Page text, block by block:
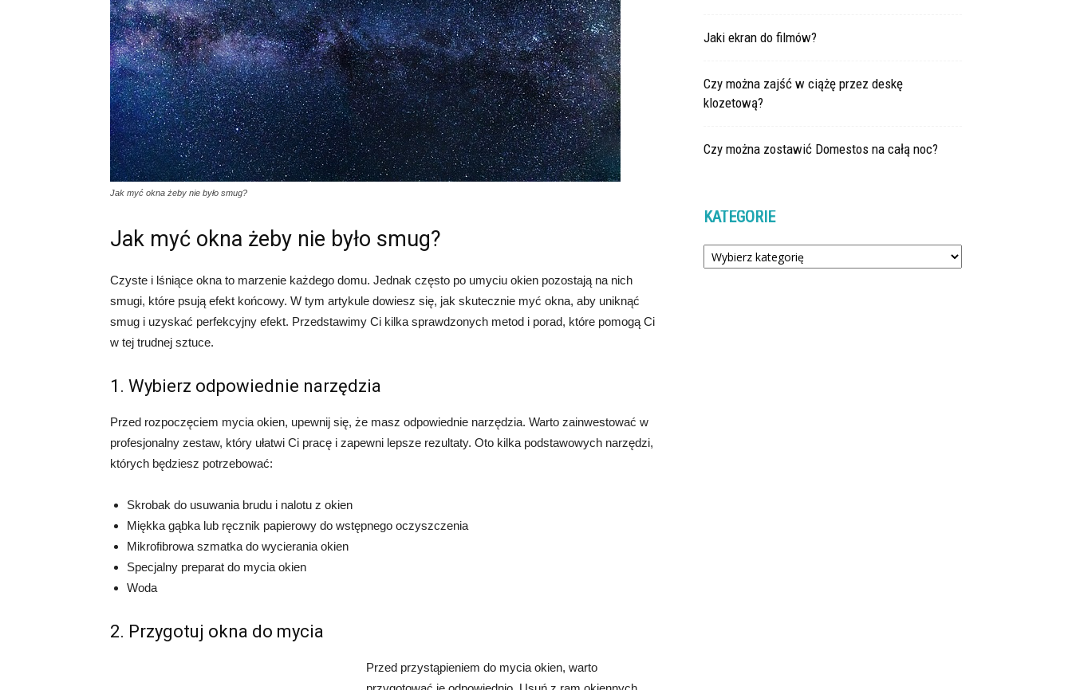
Jak myć okna żeby nie było smug?
Jak myć okna żeby nie było smug?
Czyste i lśniące okna to marzenie każdego domu. Jednak często po umyciu okien pozostają na nich
smugi, które psują efekt końcowy. W tym artykule dowiesz się, jak skutecznie myć okna, aby uniknąć
smug i uzyskać perfekcyjny efekt. Przedstawimy Ci kilka sprawdzonych metod i porad, które pomogą Ci
w tej trudnej sztuce.
1. Wybierz odpowiednie narzędzia
Przed rozpoczęciem mycia okien, upewnij się, że masz odpowiednie narzędzia. Warto zainwestować w
profesjonalny zestaw, który ułatwi Ci pracę i zapewni lepsze rezultaty. Oto kilka podstawowych narzędzi,
których będziesz potrzebować:
Skrobak do usuwania brudu i nalotu z okien
Miękka gąbka lub ręcznik papierowy do wstępnego oczyszczenia
Mikrofibrowa szmatka do wycierania okien
Specjalny preparat do mycia okien
Woda
2. Przygotuj okna do mycia
Przed przystąpieniem do mycia okien, warto
Jaki ekran do filmów?
Czy można zajść w ciążę przez deskę
klozetową?
Czy można zostawić Domestos na całą noc?
KATEGORIE
Kategorie